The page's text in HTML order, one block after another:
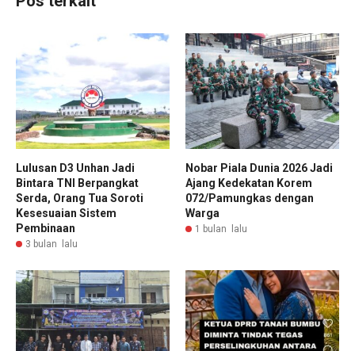
Lulusan D3 Unhan Jadi
Bintara TNI Berpangkat
Serda, Orang Tua Soroti
Kesesuaian Sistem
Pembinaan
3 bulan lalu
Nobar Piala Dunia 2026 Jadi
Ajang Kedekatan Korem
072/Pamungkas dengan
Warga
1 bulan lalu